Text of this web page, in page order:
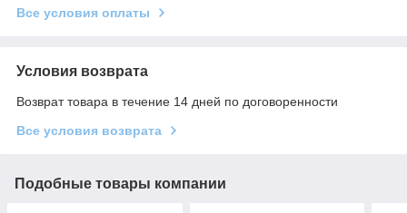
Все условия оплаты
Условия возврата
Возврат товара в течение 14 дней по договоренности
Все условия возврата
Подобные товары компании